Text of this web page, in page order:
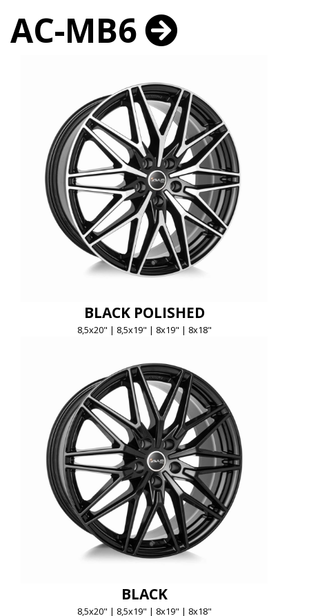
AC-MB6
BLACK POLISHED
8,5x20" | 8,5x19" | 8x19" | 8x18"
BLACK
8,5x20" | 8,5x19" | 8x19" | 8x18"